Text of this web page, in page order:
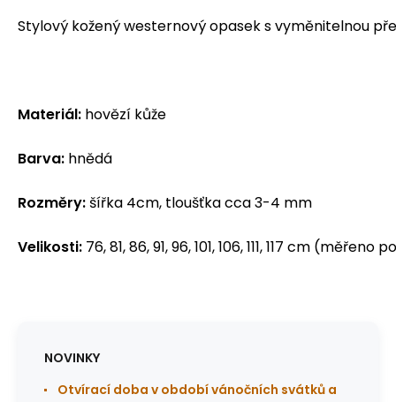
Stylový kožený westernový opasek s vyměnitelnou
Materiál: hovězí kůže
Barva: hnědá
Rozměry:šířka 4cm, tloušťka cca 3-4 mm
Velikosti: 76, 81, 86, 91, 96, 101, 106, 111, 117 cm
NOVINKY
Otvírací doba v období vánočních svátků a